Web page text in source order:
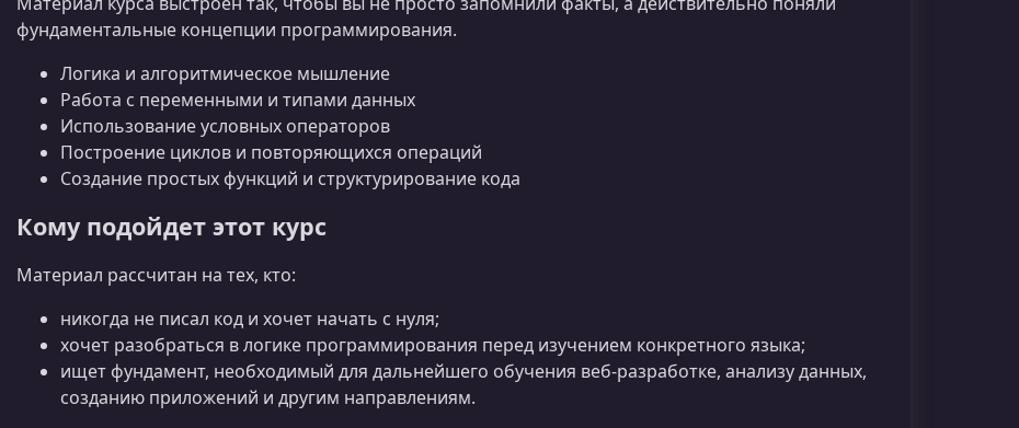
фундаментальные концепции программирования.
Логика и алгоритмическое мышление
Работа с переменными и типами данных
Использование условных операторов
Построение циклов и повторяющихся операций
Создание простых функций и структурирование кода
Кому подойдет этот курс
Материал рассчитан на тех, кто:
никогда не писал код и хочет начать с нуля;
хочет разобраться в логике программирования перед изучением конкретного языка;
ищет фундамент, необходимый для дальнейшего обучения веб‑разработке, анализу данных,
созданию приложений и другим направлениям.